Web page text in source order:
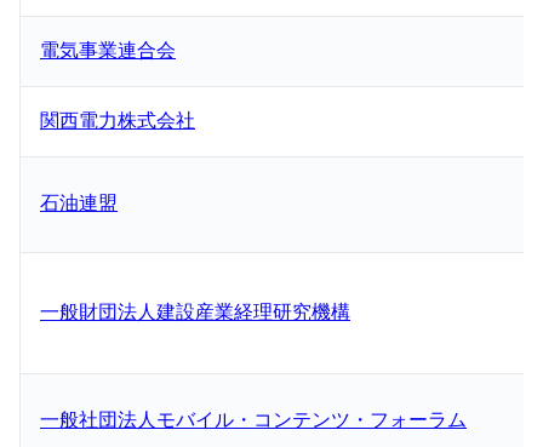
電気事業連合会
関西電力株式会社
石油連盟
一般財団法人建設産業経理研究機構
一般社団法人モバイル・コンテンツ・フォーラム